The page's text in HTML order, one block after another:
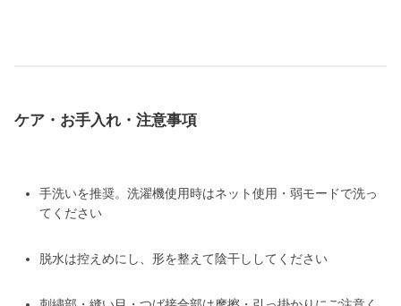
ケア・お手入れ・注意事項
手洗いを推奨。洗濯機使用時はネット使用・弱モードで洗っ
てください
脱水は控えめにし、形を整えて陰干ししてください